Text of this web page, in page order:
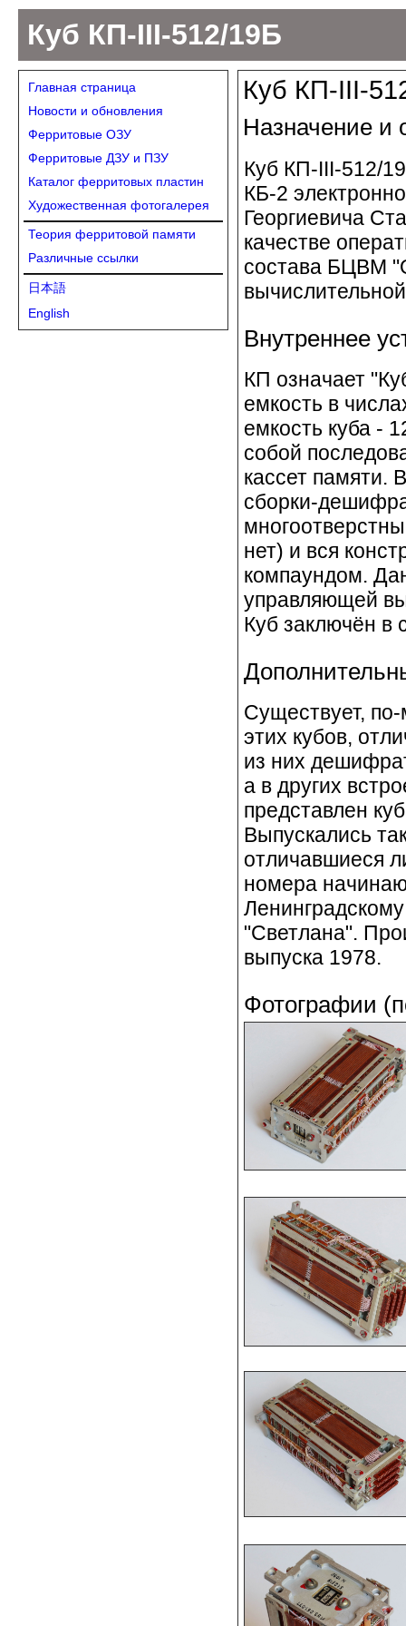
Куб КП-III-512/19Б
Главная страница
Новости и обновления
Ферритовые ОЗУ
Ферритовые ДЗУ и ПЗУ
Каталог ферритовых пластин
Художественная фотогалерея
Теория ферритовой памяти
Различные ссылки
日本語
English
Куб КП-III-
Назначение и
Куб КП-III-512/
КБ-2
Георгиевича
качестве
состава БЦВМ
Внутреннее
КП означает
емкость в
емкость куба -
собой
кассет памяти.
сборки-
нет) и вся
компаундом.
управляющей
Куб заключён в
Существует,
этих кубов,
из них
а в других
представлен
Выпускались
отличавшиеся
номера
"Светлана".
выпуска 1978.
Фотографии